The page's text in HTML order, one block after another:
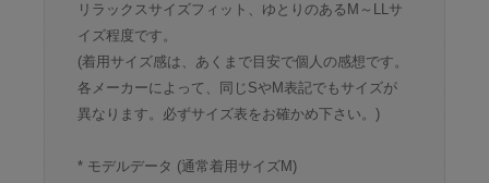
リラックスサイズフィット、ゆとりのあるM～LLサ
イズ程度です。
(着用サイズ感は、あくまで目安で個人の感想です。
各メーカーによって、同じSやM表記でもサイズが
異なります。必ずサイズ表をお確かめ下さい。)
* モデルデータ (通常着用サイズM)